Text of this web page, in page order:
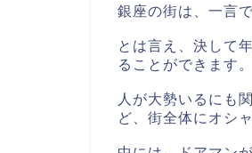
銀座の街は、一言
とは言え、決して
ることができます。
人が大勢いるにも
ど、街全体にオシ